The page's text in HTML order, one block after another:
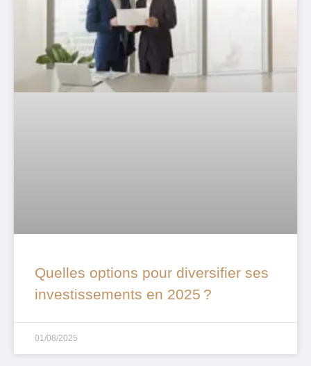
Quelles options pour diversifier ses
investissements en 2025 ?
01/08/2025